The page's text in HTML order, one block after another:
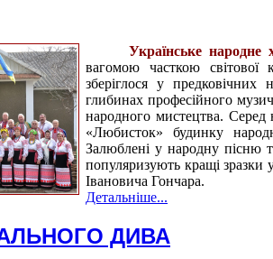
Українське народне
вагомою часткою світової
зберіглося у предковічних
глибинах професійного
народного мистецтва. Серед
«Любисток» будинку
Залюблені у народну пісню
популяризують кращі зразки
Івановича Гончара.
Детальніше...
ДИВА